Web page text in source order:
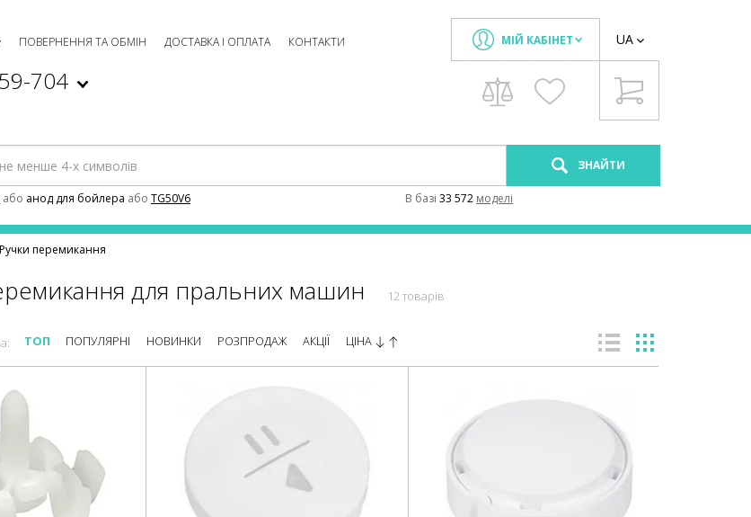
ПОВЕРНЕННЯ ТА ОБМІН ДОСТАВКА І ОПЛАТА КОНТАКТИ
704
МІЙ КАБІНЕТ UA
ЗНАЙТИ
або анод для бойлера або TG50V6 В базi 33 572 моделi
Ручки перемикання
для пральних машин 12 товарів
ТОП ПОПУЛЯРНІ НОВИНКИ РОЗПРОДАЖ АКЦІЇ ЦІНА